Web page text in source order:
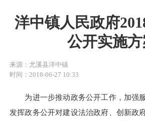
洋中镇人民政府
公开实施
来源：尤溪县洋中镇
时间：2018-06-27 10:33
为进一步推动政务公开工作，加强
发挥政务公开对建设法治政府、创新政